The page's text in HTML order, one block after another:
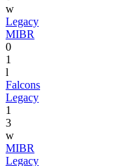
w
Legacy
MIBR
0
1
l
Falcons
Legacy
1
3
w
MIBR
Legacy